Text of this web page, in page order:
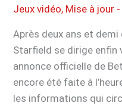
mise
jour
Jeux vidéo, Mise à jour
Après deux ans et demi
Starfield se dirige enfin
annonce officielle de
encore été faite à
les informations qui